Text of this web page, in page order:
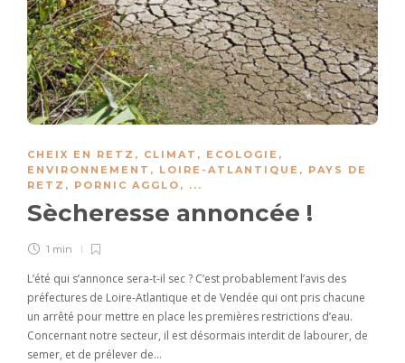
CHEIX EN RETZ , CLIMAT , ECOLOGIE ,
ENVIRONNEMENT , LOIRE-ATLANTIQUE , PAYS DE
RETZ , PORNIC AGGLO , ...
Sècheresse annoncée !
1 min
L’été qui s’annonce sera-t-il sec ? C’est probablement l’avis des
préfectures de Loire-Atlantique et de Vendée qui ont pris chacune
un arrêté pour mettre en place les premières restrictions d’eau.
Concernant notre secteur, il est désormais interdit de labourer, de
semer, et de prélever de…